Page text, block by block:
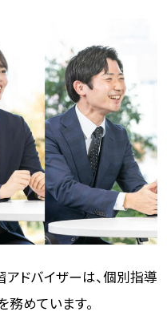
ドバイザーは、個別指導
めています。